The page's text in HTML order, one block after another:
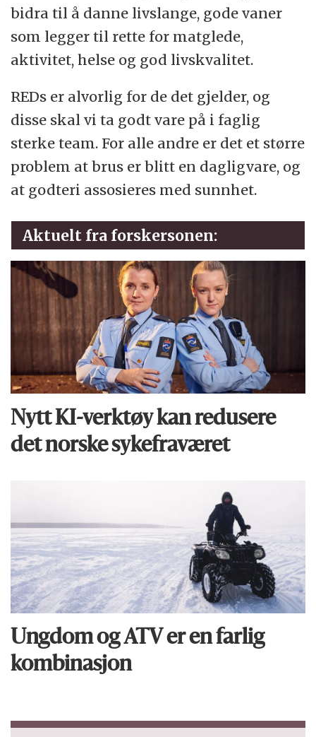
bidra til å danne livslange, gode vaner
som legger til rette for matglede,
aktivitet, helse og god livskvalitet.
REDs er alvorlig for de det gjelder, og
disse skal vi ta godt vare på i faglig
sterke team. For alle andre er det et større
problem at brus er blitt en dagligvare, og
at godteri assosieres med sunnhet.
Aktuelt fra forskersonen:
Nytt KI-verktøy kan redusere
det norske sykefraværet
Ungdom og ATV er en farlig
kombinasjon